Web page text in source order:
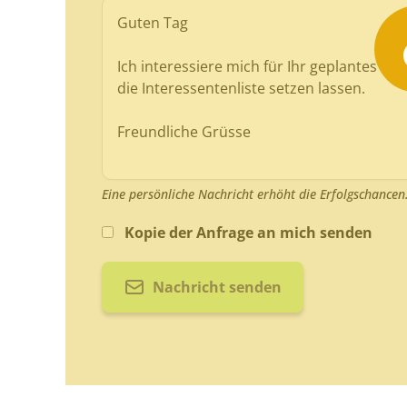
Eine persönliche Nachricht erhöht die
Kopie der Anfrage an mich senden
Nachricht senden